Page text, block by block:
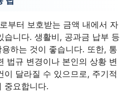
부터 보호받는 금액 내에서 자
습니다. 생활비, 공과금 납부 등
하는 것이 좋습니다. 또한, 통
법규 변경이나 본인의 상황 변
이 달라질 수 있으므로, 주기적
중요합니다.